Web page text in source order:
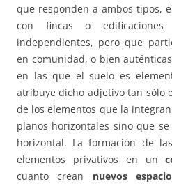
que responden a ambos tipos,
con fincas o
independientes, pero que
en comunidad, o bien
en las que el suelo es
atribuye dicho adjetivo tan sólo
de los elementos que la
planos horizontales sino que
horizontal. La formación de
elementos privativos en un
cuanto crean nuevos